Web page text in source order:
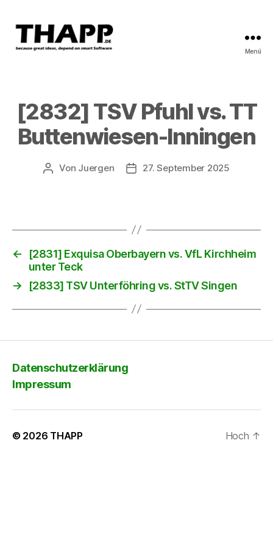
Menü
[2832] TSV Pfuhl vs. TT
Buttenwiesen-Inningen
Beitragsautor
Von Juergen Beitragsdatum
27. September 2025
←
[2831] Exquisa Oberbayern vs. VfL Kirchheim
unter Teck
→
[2833] TSV Unterföhring vs. StTV Singen
Datenschutzerklärung
Impressum
© 2026 THAPP Hoch ↑